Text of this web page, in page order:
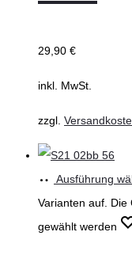
29,90 €
inkl. MwSt.
zzgl.
Ausführung
Varianten auf.
gewählt werden